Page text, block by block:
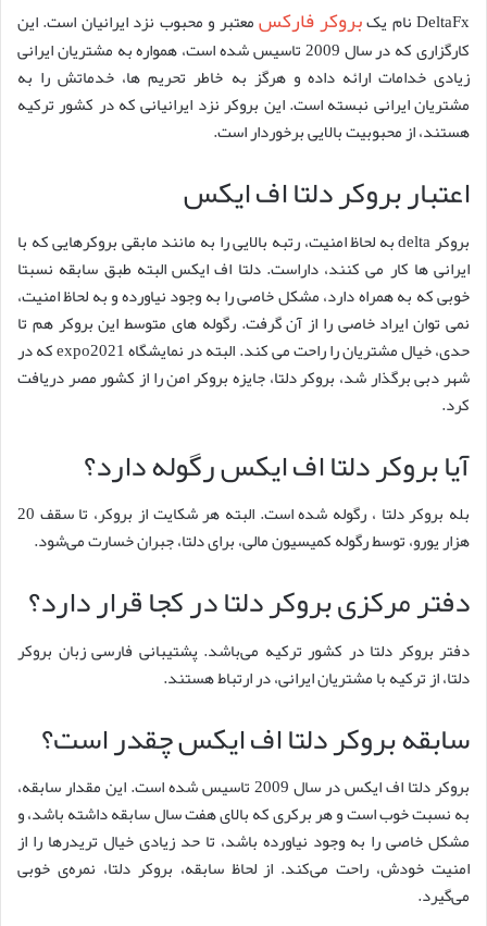
DeltaFx نام یک بروکر فارکسمعتبر و محبوب نزد ایرانیان است. این
کارگزاری که در سال 2009 تاسیس شده است، همواره به مشتریان ایرانی
زیادی خدامات ارائه داده و هرگز به خاطر تحریم ها، خدماتش را به
مشتریان ایرانی نبسته است. این بروکر نزد ایرانیانی که در کشور ترکیه
هستند، از محبوبیت بالایی برخوردار است.
اعتبار بروکر دلتا اف ایکس
بروکر delta به لحاظ امنیت، رتبه بالایی را به مانند مابقی بروکرهایی که با
ایرانی ها کار می کنند، داراست. دلتا اف ایکس البته طبق سابقه نسبتا
خوبی که به همراه دارد، مشکل خاصی را به وجود نیاورده و به لحاظ امنیت،
نمی توان ایراد خاصی را از آن گرفت. رگوله های متوسط این بروکر هم تا
حدی، خیال مشتریان را راحت می کند. البته در نمایشگاه expo2021 که در
شهر دبی برگذار شد، بروکر دلتا، جایزه بروکر امن را از کشور مصر دریافت
کرد.
آیا بروکر دلتا اف ایکس رگوله دارد؟
بله بروکر دلتا ، رگوله شده است. البته هر شکایت از بروکر، تا سقف 20
هزار یورو، توسط رگوله کمیسیون مالی، برای دلتا، جبران خسارت می‌شود.
دفتر مرکزی بروکر دلتا در کجا قرار دارد؟
دفتر بروکر دلتا در کشور ترکیه می‌باشد. پشتیبانی فارسی زبان بروکر
دلتا، از ترکیه با مشتریان ایرانی، در ارتباط هستند.
سابقه بروکر دلتا اف ایکس چقدر است؟
بروکر دلتا اف ایکس در سال 2009 تاسیس شده است. این مقدار سابقه،
به نسبت خوب است و هر برکری که بالای هفت سال سابقه داشته باشد، و
مشکل خاصی را به وجود نیاورده باشد، تا حد زیادی خیال تریدرها را از
امنیت خودش، راحت می‌کند. از لحاظ سابقه، بروکر دلتا، نمره‌ی خوبی
می‌گیرد.